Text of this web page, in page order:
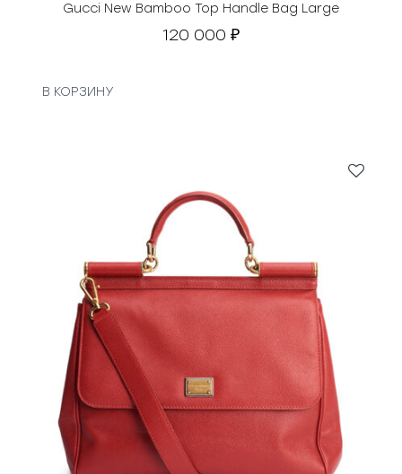
Gucci New Bamboo Top Handle Bag Large
120 000 ₽
В КОРЗИНУ